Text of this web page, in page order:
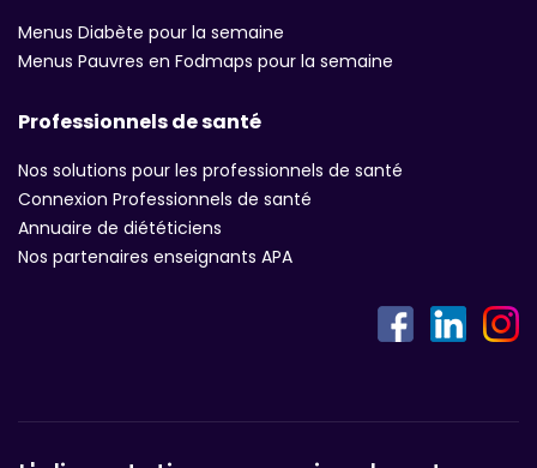
Menus Diabète pour la semaine
Menus Pauvres en Fodmaps pour la semaine
Professionnels de santé
Nos solutions pour les professionnels de santé
Connexion Professionnels de santé
Annuaire de diététiciens
Nos partenaires enseignants APA